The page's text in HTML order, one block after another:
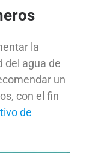
la
del agua de
un
con el fin
de